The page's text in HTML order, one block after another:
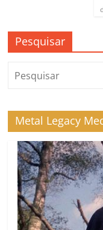
Pesquisar
Metal Legacy